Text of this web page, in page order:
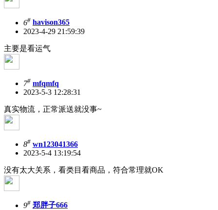
6# havison365
2023-4-29 21:59:39
主要是看运气
7# mfqmfq
2023-5-3 12:28:31
真实物流，正常派送就没事~
8# wn123041366
2023-5-4 13:19:54
没有太大关系，看类目看商品，符合常理就OK
9# 郑胖子666